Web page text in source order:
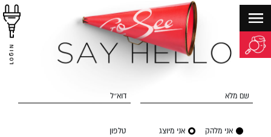
LOGIN
שם מלא דוא״ל
אני מלהק אני מיוצג טלפון